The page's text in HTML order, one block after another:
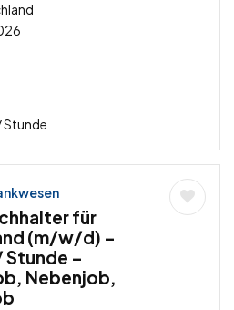
Stunde
für
(m/w/d) –
–
Nebenjob,